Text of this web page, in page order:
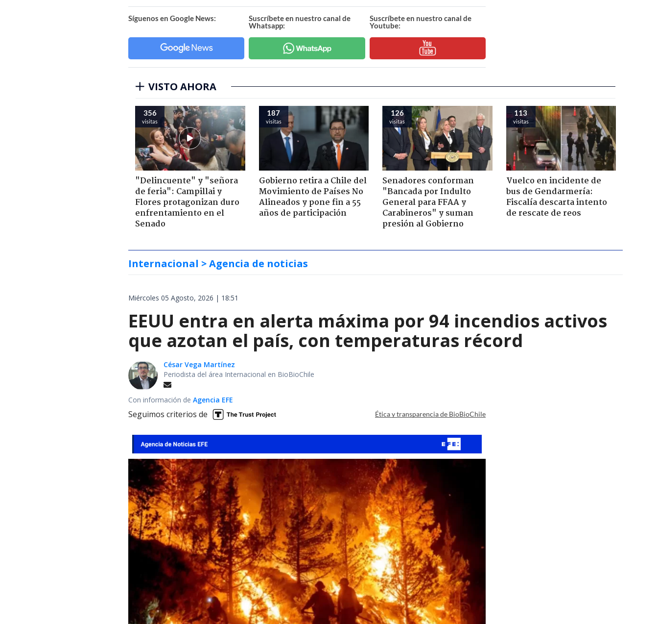
Síguenos en Google News:
Suscríbete en nuestro canal de
Whatsapp:
Suscríbete en nuestro canal de
Youtube:
VISTO AHORA
356
visitas
"Delincuente" y "señora
de feria": Campillai y
Flores protagonizan duro
enfrentamiento en el
Senado
187
visitas
Gobierno retira a Chile del
Movimiento de Países No
Alineados y pone fin a 55
años de participación
126
visitas
Senadores conforman
"Bancada por Indulto
General para FFAA y
Carabineros" y suman
presión al Gobierno
113
visitas
Vuelco en incidente de
bus de Gendarmería:
Fiscalía descarta intento
de rescate de reos
Internacional > Agencia de noticias
Miércoles 05 Agosto, 2026 | 18:51
EEUU entra en alerta máxima por 94 incendios activos
que azotan el país, con temperaturas récord
César Vega Martínez
Periodista del área Internacional en BioBioChile
Con información de Agencia EFE
Seguimos criterios de Ética y transparencia de BioBioChile